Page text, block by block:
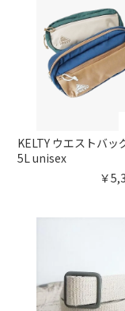
KELTY ウエストバッ
5L unisex
￥